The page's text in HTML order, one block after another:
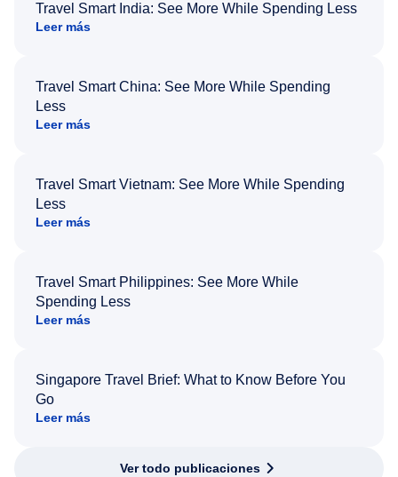
Travel Smart India: See More While Spending Less
Leer más
Travel Smart China: See More While Spending
Less
Leer más
Travel Smart Vietnam: See More While Spending
Less
Leer más
Travel Smart Philippines: See More While
Spending Less
Leer más
Singapore Travel Brief: What to Know Before You
Go
Leer más
Ver todo publicaciones